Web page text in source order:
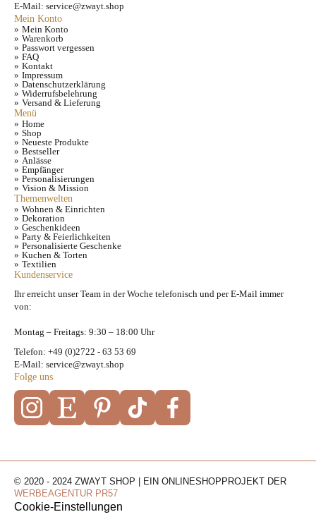
E-Mail: service@zwayt.shop
Mein Konto
Mein Konto
Warenkorb
Passwort vergessen
FAQ
Kontakt
Impressum
Datenschutzerklärung
Widerrufsbelehrung
Versand & Lieferung
Menü
Home
Shop
Neueste Produkte
Bestseller
Anlässe
Empfänger
Personalisierungen
Vision & Mission
Themenwelten
Wohnen & Einrichten
Dekoration
Geschenkideen
Party & Feierlichkeiten
Personalisierte Geschenke
Kuchen & Torten
Textilien
Kundenservice
Ihr erreicht unser Team in der Woche telefonisch und per E-Mail immer
von:
Montag – Freitags: 9:30 – 18:00 Uhr
Telefon: +49 (0)2722 - 63 53 69
E-Mail: service@zwayt.shop
Folge uns
© 2020 - 2024 ZWAYT SHOP | EIN ONLINESHOPPROJEKT DER
WERBEAGENTUR PR57
Cookie-Einstellungen